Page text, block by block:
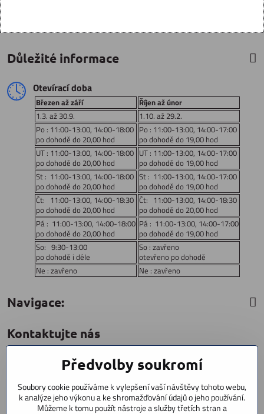
Důležité informace
Otevírací doba
Březen až září
Říjen až únor
1.3. až 30.9.
1.10. až 29.2.
Po : 11:00-13:00, 14:00-18:00
po dohodě do 20,00 hod
Po : 11:00-13:00, 14:00-17:00
po dohodě do 19,00 hod
UT : 11:00-13:00, 14:00-18:00
po dohodě do 20,00 hod
UT : 11:00-13:00, 14:00-17:00
po dohodě do 19,00 hod
St : 11:00-13:00, 14:00-18:00
po dohodě do 20,00 hod
St : 11:00-13:00, 14:00-17:00
po dohodě do 19,00 hod
Čt: 11:00-13:00, 14:00-18:30
po dohodě do 20,00 hod
Čt: 11:00-13:00, 14:00-18:30
po dohodě do 20,00 hod
Pá : 11:00-13:00, 14:00-18:00
po dohodě do 20,00 hod
Pá : 11:00-13:00, 14:00-17:00
po dohodě do 19,00 hod
So: 9:30-13:00
po dohodě i déle
So : zavřeno
otevřeno po dohodě
Ne : zavřeno
Ne : zavřeno
Navigace:
Kontaktujte nás
CYCLESTAR s​.r​.o​.
Praha 5 Radotín
153 00
Předvolby soukromí
Soubory cookie používáme k vylepšení vaší návštěvy tohoto webu,
k analýze jeho výkonu a ke shromažďování údajů o jeho používání.
Můžeme k tomu použít nástroje a služby třetích stran a